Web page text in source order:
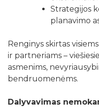
Strategijos
planavimo
Renginys skirtas
ir partneriams –
asmenims,
bendruomenėms.
Dalyvavimas